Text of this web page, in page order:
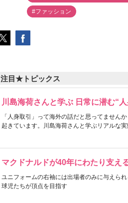
#ファッション
注目★トピックス
川島海荷さんと学ぶ 日常に潜む“
「人身取引」って海外の話だと思ってません
起きています。川島海荷さんと学ぶリアルな
マクドナルドが40年にわたり支え
ユニフォームの右袖には出場者のみに与えら
球児たちが頂点を目指す